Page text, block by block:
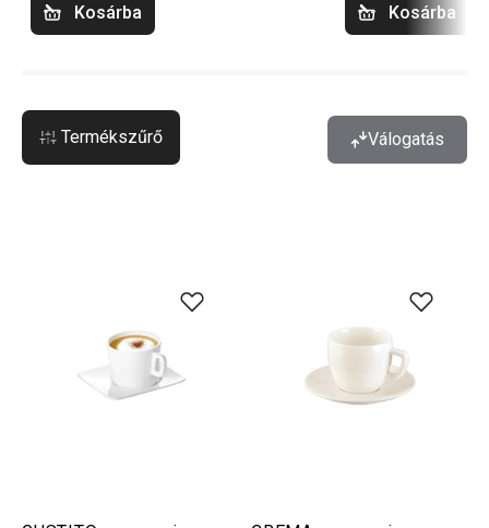
Kosárba Kosárba
Termékszűrő Válogatás